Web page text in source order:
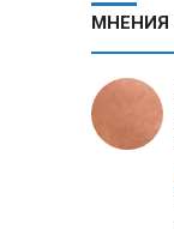
МНЕНИЯ